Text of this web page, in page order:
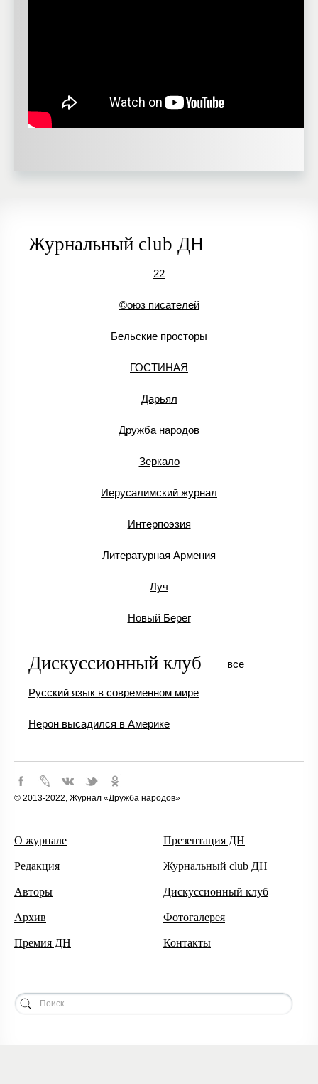
Журнальный club ДН
22
©оюз писателей
Бельские просторы
ГОСТИНАЯ
Дарьял
Дружба народов
Зеркало
Иерусалимский журнал
Интерпоэзия
Литературная Армения
Луч
Новый Берег
Дискуссионный клуб
Русский язык в современном мире
Нерон высадился в Америке
все
© 2013-2022, Журнал «Дружба народов»
О журнале
Редакция
Авторы
Архив
Премия ДН
Презентация ДН
Журнальный club ДН
Дискуссионный клуб
Фотогалерея
Контакты